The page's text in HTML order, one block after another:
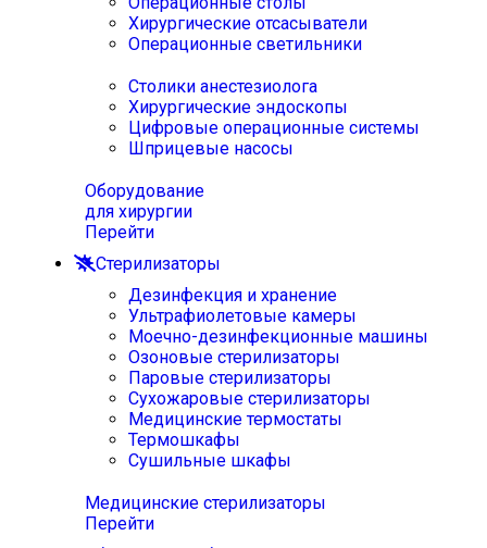
Хирургические отсасыватели
Операционные светильники
Столики анестезиолога
Хирургические эндоскопы
Цифровые операционные системы
Шприцевые насосы
Оборудование
для хирургии
Перейти
Стерилизаторы
Дезинфекция и хранение
Ультрафиолетовые камеры
Моечно-дезинфекционные машины
Озоновые стерилизаторы
Паровые стерилизаторы
Сухожаровые стерилизаторы
Медицинские термостаты
Термошкафы
Сушильные шкафы
Медицинские стерилизаторы
Перейти